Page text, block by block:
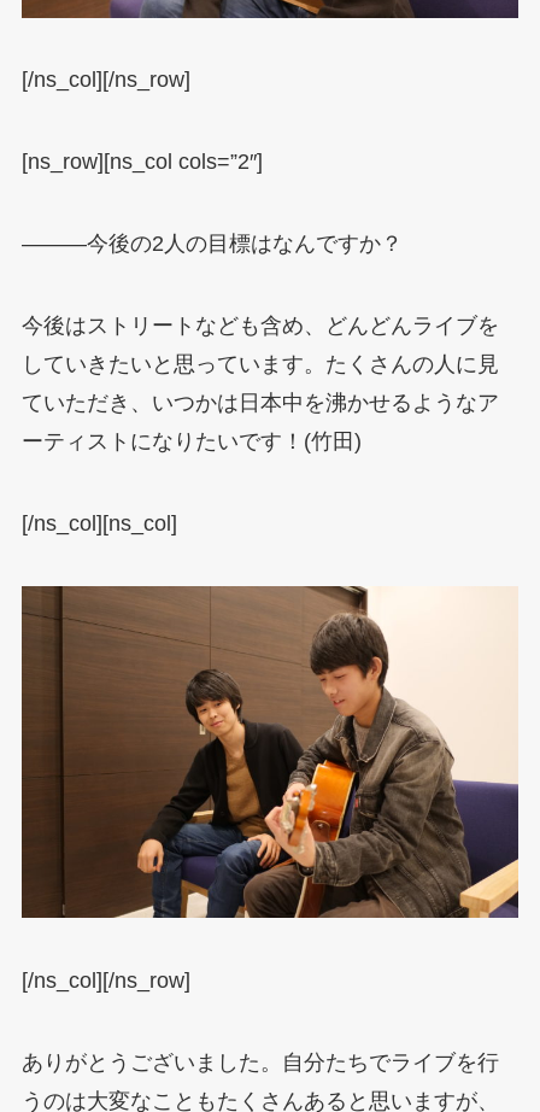
[/ns_col][/ns_row]
[ns_row][ns_col cols=”2″]
―――今後の2人の目標はなんですか？
今後はストリートなども含め、どんどんライブを
していきたいと思っています。たくさんの人に見
ていただき、いつかは日本中を沸かせるようなア
ーティストになりたいです！(竹田)
[/ns_col][ns_col]
[/ns_col][/ns_row]
ありがとうございました。自分たちでライブを行
うのは大変なこともたくさんあると思いますが、